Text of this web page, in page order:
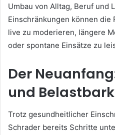
Umbau von Alltag, Beruf und
Einschränkungen können
live zu moderieren, längere
oder spontane Einsätze zu
Der
und
Trotz gesundheitlicher
Schrader bereits Schritte